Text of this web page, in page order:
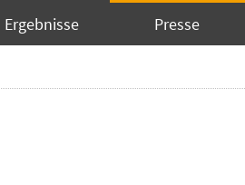
Ergebnisse Presse